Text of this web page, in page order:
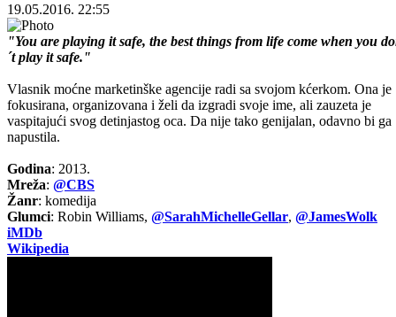
19.05.2016. 22:55
"You are playing it safe, the best things from life come when you
´t play it safe."
Vlasnik moćne marketinške agencije radi sa svojom kćerkom. Ona je
fokusirana, organizovana i želi da izgradi svoje ime, ali zauzeta je
vaspitajući svog detinjastog oca. Da nije tako genijalan, odavno bi ga
napustila.
Godina: 2013.
Mreža: @CBS
Žanr: komedija
Glumci: Robin Williams, @SarahMichelleGellar, @JamesWolk
iMDb
Wikipedia